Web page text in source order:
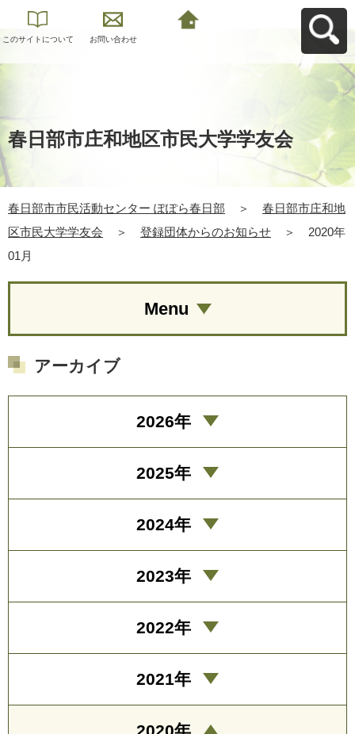
このサイトについて お問い合わせ
春日部市庄和地区市民大学学友会
春日部市市民活動センター ぽぽら春日部 ＞
春日部市庄和地
区市民大学学友会
＞ 登録団体からのお知らせ ＞
2020年
01月
Menu
アーカイブ
2026年
2025年
2024年
2023年
2022年
2021年
2020年